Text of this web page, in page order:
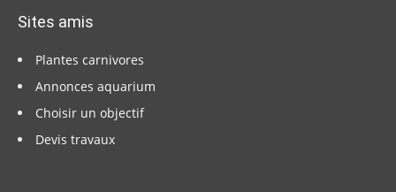
Sites amis
Plantes carnivores
Annonces aquarium
Choisir un objectif
Devis travaux